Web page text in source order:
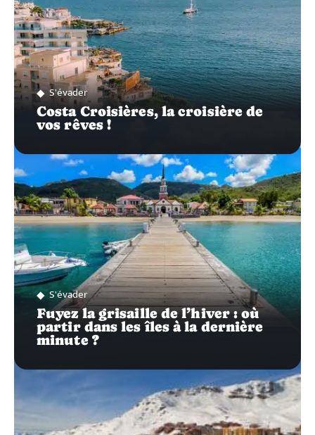
S'évader
Costa Croisières, la croisière de
vos rêves !
S'évader
Fuyez la grisaille de l’hiver : où
partir dans les îles à la dernière
minute ?